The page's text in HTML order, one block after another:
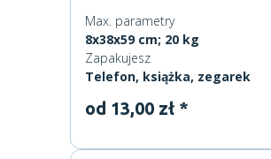
Max. parametry
8x38x59 cm; 20 kg
Zapakujesz
Telefon, książka, zegarek
od 13,00 zł *